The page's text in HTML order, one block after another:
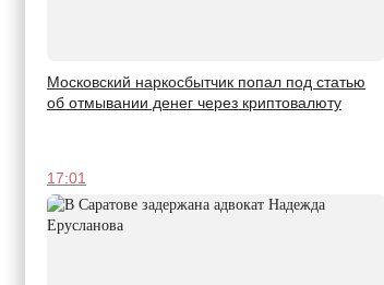
Московский наркосбытчик попал под статью
об отмывании денег через криптовалюту
17:01